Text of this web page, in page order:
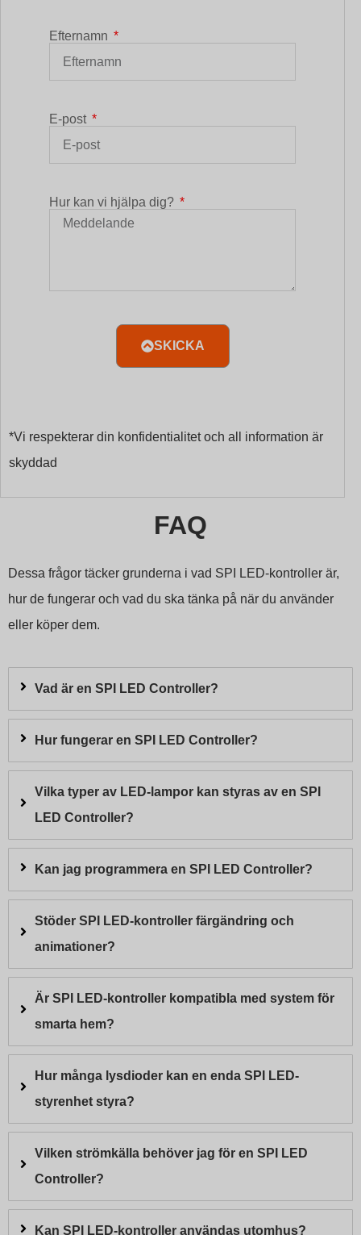
Efternamn
E-post
Hur kan vi hjälpa dig?
SKICKA
*Vi respekterar din konfidentialitet och all information är
skyddad
FAQ
Dessa frågor täcker grunderna i vad SPI LED-kontroller är,
hur de fungerar och vad du ska tänka på när du använder
eller köper dem.
Vad är en SPI LED Controller?
Hur fungerar en SPI LED Controller?
Vilka typer av LED-lampor kan styras av en SPI
LED Controller?
Kan jag programmera en SPI LED Controller?
Stöder SPI LED-kontroller färgändring och
animationer?
Är SPI LED-kontroller kompatibla med system för
smarta hem?
Hur många lysdioder kan en enda SPI LED-
styrenhet styra?
Vilken strömkälla behöver jag för en SPI LED
Controller?
Kan SPI LED-kontroller användas utomhus?